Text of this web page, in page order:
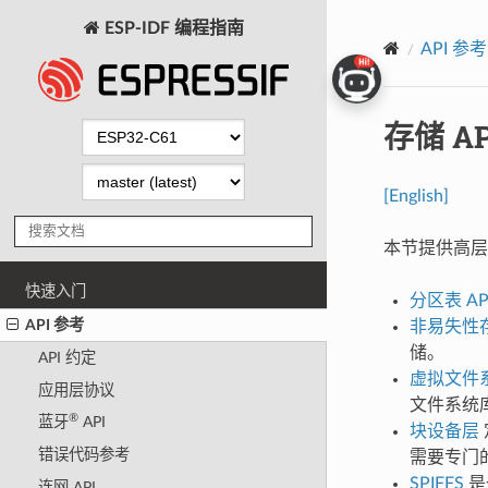
ESP-IDF 编程指南
快速入门
API 参考
API 约定
应用层协议
蓝牙®API
错误代码参考
API 参考
存储
[English]
本节提供高
分区表
非易失性
储。
虚拟文件
文件系统
块设备层
需要专门
SPIFFS